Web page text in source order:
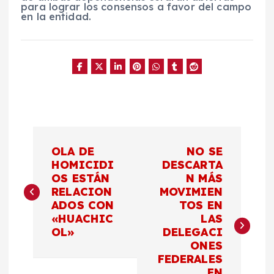
para lograr los consensos a favor del campo
en la entidad.
v
OLA DE
HOMICIDI
OS ESTÁN
RELACION
ADOS CON
«HUACHIC
OL»
NO SE
DESCARTA
N MÁS
MOVIMIEN
TOS EN
LAS
DELEGACI
ONES
FEDERALES